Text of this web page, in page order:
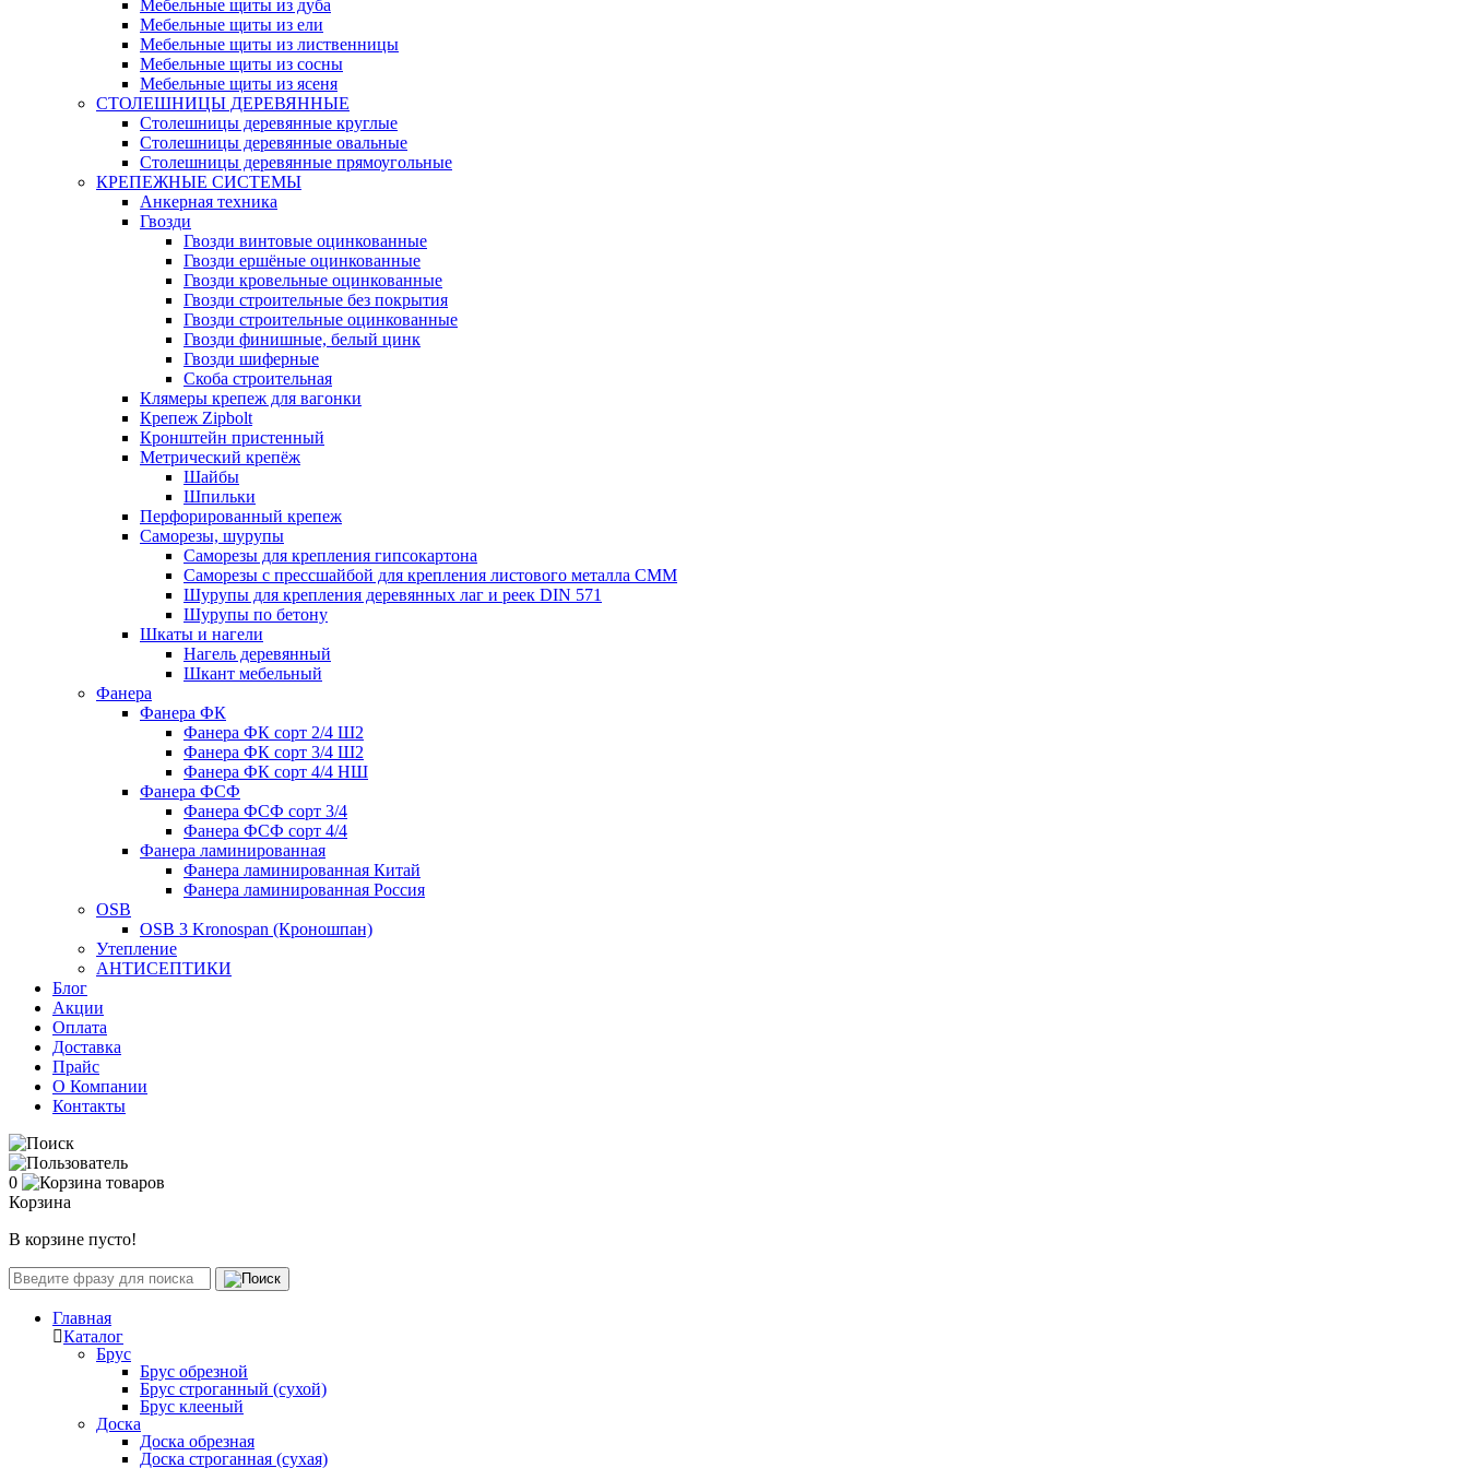
Мебельные щиты из дуба
Мебельные щиты из ели
Мебельные щиты из лиственницы
Мебельные щиты из сосны
Мебельные щиты из ясеня
СТОЛЕШНИЦЫ ДЕРЕВЯННЫЕ
Столешницы деревянные круглые
Столешницы деревянные овальные
Столешницы деревянные прямоугольные
КРЕПЕЖНЫЕ СИСТЕМЫ
Анкерная техника
Гвозди
Гвозди винтовые оцинкованные
Гвозди ершёные оцинкованные
Гвозди кровельные оцинкованные
Гвозди строительные без покрытия
Гвозди строительные оцинкованные
Гвозди финишные, белый цинк
Гвозди шиферные
Скоба строительная
Клямеры крепеж для вагонки
Крепеж Zipbolt
Кронштейн пристенный
Метрический крепёж
Шайбы
Шпильки
Перфорированный крепеж
Саморезы, шурупы
Саморезы для крепления гипсокартона
Саморезы с прессшайбой для крепления листового металла СММ
Шурупы для крепления деревянных лаг и реек DIN 571
Шурупы по бетону
Шкаты и нагели
Нагель деревянный
Шкант мебельный
Фанера
Фанера ФК
Фанера ФК сорт 2/4 Ш2
Фанера ФК сорт 3/4 Ш2
Фанера ФК сорт 4/4 НШ
Фанера ФСФ
Фанера ФСФ сорт 3/4
Фанера ФСФ сорт 4/4
Фанера ламинированная
Фанера ламинированная Китай
Фанера ламинированная Россия
OSB
OSB 3 Kronospan (Кроношпан)
Утепление
АНТИСЕПТИКИ
Блог
Акции
Оплата
Доставка
Прайс
О Компании
Контакты
0
Корзина
В корзине пусто!
Главная
Каталог
Брус
Брус обрезной
Брус строганный (сухой)
Брус клееный
Доска
Доска обрезная
Доска строганная (сухая)